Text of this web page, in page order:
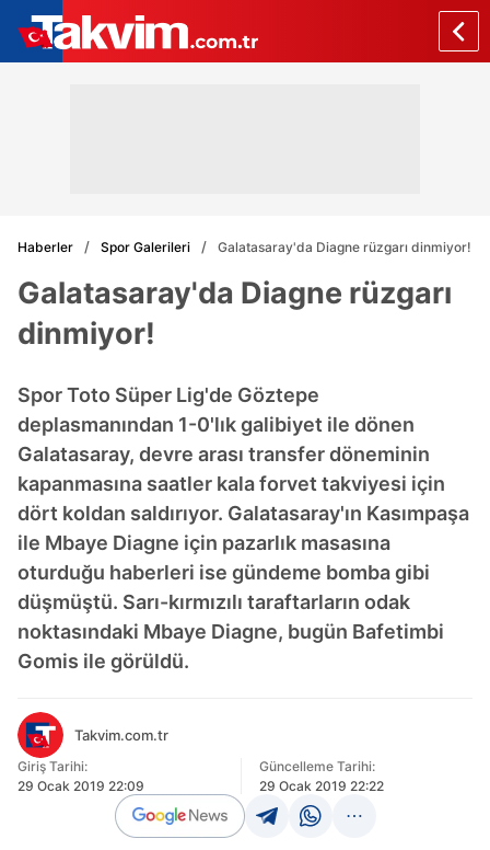
Haberler Spor Galerileri Galatasaray'da Diagne rüzgarı dinmiyor!
Galatasaray'da Diagne rüzgarı
dinmiyor!
Spor Toto Süper Lig'de Göztepe
deplasmanından 1-0'lık galibiyet ile dönen
Galatasaray, devre arası transfer döneminin
kapanmasına saatler kala forvet takviyesi için
dört koldan saldırıyor. Galatasaray'ın Kasımpaşa
ile Mbaye Diagne için pazarlık masasına
oturduğu haberleri ise gündeme bomba gibi
düşmüştü. Sarı-kırmızılı taraftarların odak
noktasındaki Mbaye Diagne, bugün Bafetimbi
Gomis ile görüldü.
Takvim.com.tr
Giriş Tarihi:
29 Ocak 2019 22:09
Güncelleme Tarihi:
29 Ocak 2019 22:22